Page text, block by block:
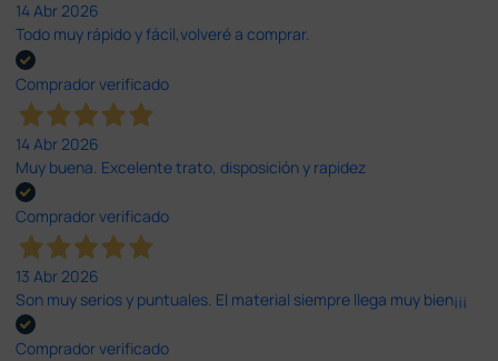
14 Abr 2026
Todo muy rápido y fácil,volveré a comprar.
Comprador verificado
14 Abr 2026
Muy buena. Excelente trato, disposición y rapidez
Comprador verificado
13 Abr 2026
Son muy serios y puntuales. El material siempre llega muy bien¡¡¡
Comprador verificado